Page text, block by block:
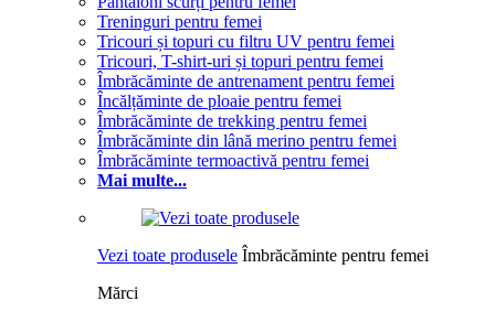
Treninguri pentru femei
Tricouri și topuri cu filtru UV pentru femei
Tricouri, T-shirt-uri și topuri pentru femei
Îmbrăcăminte de antrenament pentru femei
Încălțăminte de ploaie pentru femei
Îmbrăcăminte de trekking pentru femei
Îmbrăcăminte din lână merino pentru femei
Îmbrăcăminte termoactivă pentru femei
Mai multe...
Vezi toate produsele Îmbrăcăminte pentru femei
Mărci